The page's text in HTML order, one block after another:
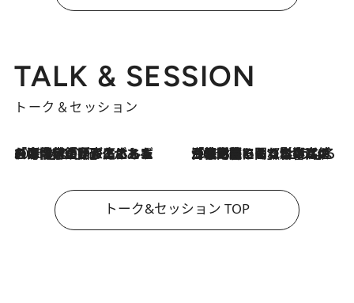
TALK & SESSION
トーク＆セッション
2026.8.3
「今後値上げがあるとすれば…」「リスクがあるのは今年の冬」エネルギー専門家が語る、ホルムズ海峡封鎖が家庭にもたらす“ある心配” 2026.8.3
「住宅建てられない…」「サーチャージ料の高値が続いている」ホルムズ海峡封鎖による影響はいつまで続く？《エネルギー専門家に聞く“どうなる日本の暮らし”》
トーク&セッション TOP